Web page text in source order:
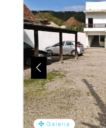
Galeria